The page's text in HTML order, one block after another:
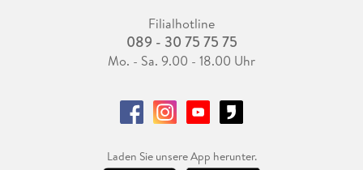
Filialhotline
089 - 30 75 75 75
Mo. - Sa. 9.00 - 18.00 Uhr
Laden Sie unsere App herunter.